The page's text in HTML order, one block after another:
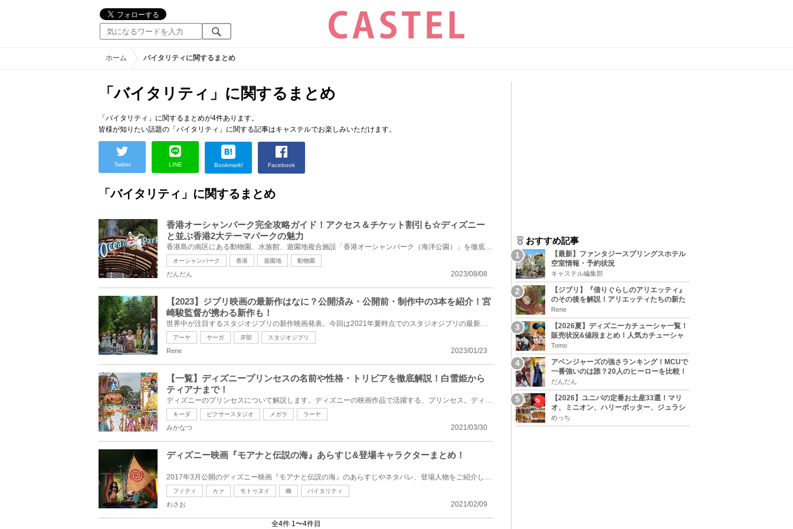
ホーム バイタリティに関するまとめ
「バイタリティ」に関するまとめ
「バイタリティ」に関するまとめが4件あります。
皆様が知りたい話題の「バイタリティ」に関する記事はキャステルでお楽しみいただけます。
Twitter LINE Bookmark! Facebook
「バイタリティ」に関するまとめ
香港オーシャンパーク完全攻略ガイド！アクセス＆チケット割引も☆ディズニー
と並ぶ香港2大テーマパークの魅力
香港島の南区にある動物園、水族館、遊園地複合施設「香港オーシャンパーク（海洋公園）」を徹底解説！...
オーシャンパーク 香港 遊園地 動物園
2023/08/08
だんだん
【2023】ジブリ映画の最新作はなに？公開済み・公開前・制作中の3本を紹介！宮
崎駿監督が携わる新作も！
世界中が注目するスタジオジブリの新作映画発表。今回は2021年夏時点でのスタジオジブリの最新作につい...
アーヤ ヤーガ 岸部 スタジオジブリ
2023/01/23
Rene
【一覧】ディズニープリンセスの名前や性格・トリビアを徹底解説！白雪姫から
ティアナまで！
ディズニーのプリンセスについて解説します。ディズニーの映画作品で活躍する、プリンセス。ディズニー...
キーダ ピクサースタジオ メガラ ラーヤ
2021/03/30
みかなつ
ディズニー映画『モアナと伝説の海』あらすじ&登場キャラクターまとめ！
2017年3月公開のディズニー映画『モアナと伝説の海』のあらすじやネタバレ、登場人物をご紹介します。ハ...
フィティ カァ モトゥヌイ 幽 バイタリティ
2021/02/09
わさお
全4件 1〜4件目
おすすめ記事
【最新】ファンタジースプリングスホテル
空室情報・予約状況
キャステル編集部
【ジブリ】『借りぐらしのアリエッティ』
のその後を解説！アリエッティたちの新た
な住処は？翔の病気は治る？
Rene
【2026夏】ディズニーカチューシャ一覧！
販売状況&値段まとめ！人気カチューシャ
をチェック
Tomo
アベンジャーズの強さランキング！MCUで
一番強いのは誰？20人のヒーローを比較！
だんだん
【2026】ユニバの定番お土産33選！マリ
オ、ミニオン、ハリーポッター、ジュラシ
ックパーク、セサミ、SINGなどのグッズ情
報
めっち